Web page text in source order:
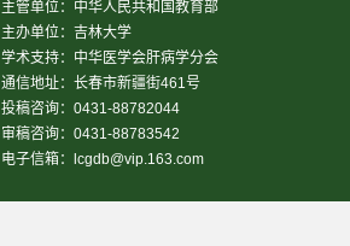
主管单位：中华人民共和国教育部
主办单位：吉林大学
学术支持：中华医学会肝病学分会
通信地址：长春市新疆街461号
投稿咨询：0431-88782044
审稿咨询：0431-88783542
电子信箱：
lcgdb@vip.163.com